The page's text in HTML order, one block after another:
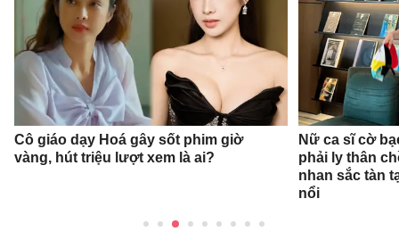
Cô giáo dạy Hoá gây sốt phim giờ
vàng, hút triệu lượt xem là ai?
Nữ ca sĩ cờ
phải ly thân
nhan sắc tàn
nổi